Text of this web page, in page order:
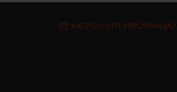
ЗАПРОСИТИ ІНФОРМАЦІЮ